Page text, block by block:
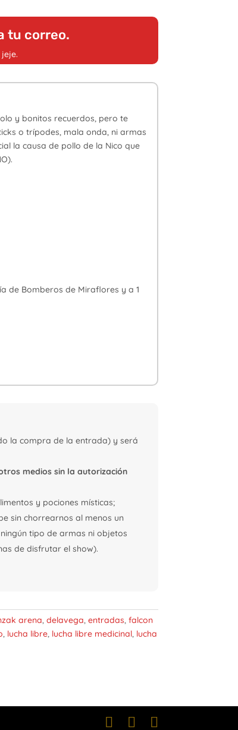
tu correo.
y bonitos recuerdos, pero te
o trípodes, mala onda, ni armas
la causa de pollo de la Nico que
de Bomberos de Miraflores y a 1
la compra de la entrada) y será
medios sin la autorización
y pociones místicas;
sin chorrearnos al menos un
tipo de armas ni objetos
de disfrutar el show).
arena,delavega,entradas,falcon
, lucha libre, lucha libre medicinal, lucha